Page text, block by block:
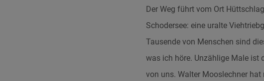
Der Weg führt vom Ort
Schodersee: eine uralte
Tausende von Menschen sind
was ich höre. Unzählige Male ist
von uns. Walter Mooslechner